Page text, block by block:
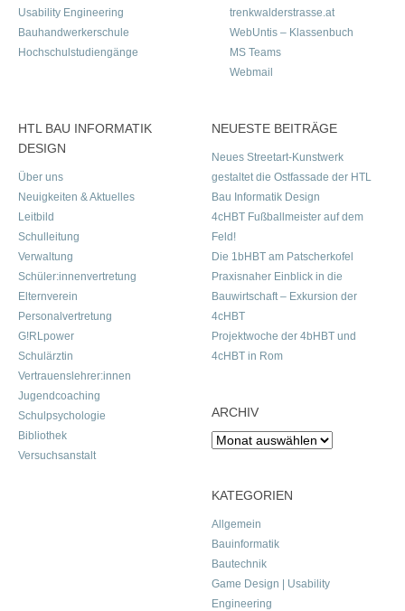
Usability Engineering
Bauhandwerkerschule
Hochschulstudiengänge
trenkwalderstrasse.at
WebUntis – Klassenbuch
MS Teams
Webmail
HTL BAU INFORMATIK
DESIGN
Über uns
Neuigkeiten & Aktuelles
Leitbild
Schulleitung
Verwaltung
Schüler:innenvertretung
Elternverein
Personalvertretung
G!RLpower
Schulärztin
Vertrauenslehrer:innen
Jugendcoaching
Schulpsychologie
Bibliothek
Versuchsanstalt
NEUESTE BEITRÄGE
Neues Streetart-Kunstwerk
gestaltet die Ostfassade der HTL
Bau Informatik Design
4cHBT Fußballmeister auf dem
Feld!
Die 1bHBT am Patscherkofel
Praxisnaher Einblick in die
Bauwirtschaft – Exkursion der
4cHBT
Projektwoche der 4bHBT und
4cHBT in Rom
ARCHIV
Archiv
KATEGORIEN
Allgemein
Bauinformatik
Bautechnik
Game Design | Usability
Engineering